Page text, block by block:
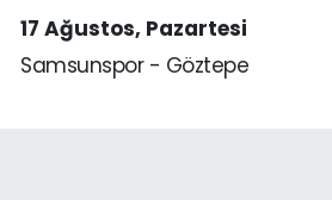
17 Ağustos, Pazartesi
Samsunspor - Göztepe